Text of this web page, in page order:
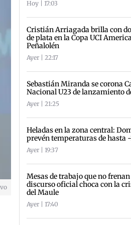
Hoy | 17:03
Cristián Arriagada brilla con
de plata en la Copa UCI
Peñalolén
Ayer | 22:17
Sebastián Miranda se corona
Nacional U23 de lanzamiento
Ayer | 21:25
Heladas en la zona central:
prevén temperaturas de hasta
Ayer | 19:37
Mesas de trabajo que no
discurso oficial choca con la
del Maule
Ayer | 17:40